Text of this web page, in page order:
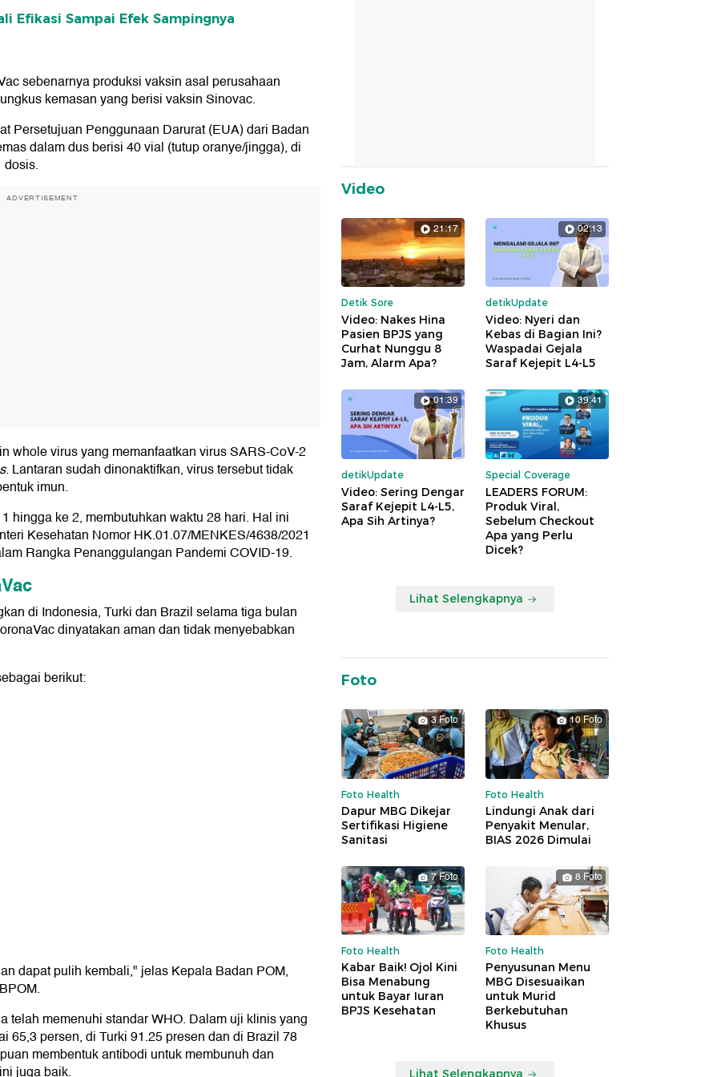
Efikasi Sampai Efek Sampingnya
sebenarnya produksi vaksin asal perusahaan
kemasan yang berisi vaksin Sinovac.
Persetujuan Penggunaan Darurat (EUA) dari Badan
dalam dus berisi 40 vial (tutup oranye/jingga), di
dosis.
ADVERTISEMENT
whole virus yang memanfaatkan virus SARS-CoV-2
. Lantaran sudah dinonaktifkan, virus tersebut tidak
imun.
hingga ke 2, membutuhkan waktu 28 hari. Hal ini
Kesehatan Nomor HK.01.07/MENKES/4638/2021
Rangka Penanggulangan Pandemi COVID-19.
di Indonesia, Turki dan Brazil selama tiga bulan
dinyatakan aman dan tidak menyebabkan
berikut:
dapat pulih kembali," jelas Kepala Badan POM,
telah memenuhi standar WHO. Dalam uji klinis yang
65,3 persen, di Turki 91.25 presen dan di Brazil 78
membentuk antibodi untuk membunuh dan
juga baik.
Video
21:17
Detik Sore
Video: Nakes Hina
Pasien BPJS yang
Curhat Nunggu 8
Jam, Alarm Apa?
02:13
detikUpdate
Video: Nyeri dan
Kebas di Bagian Ini?
Waspadai Gejala
Saraf Kejepit L4-L5
01:39
detikUpdate
Video: Sering Dengar
Saraf Kejepit L4-L5,
Apa Sih Artinya?
39:41
Special Coverage
LEADERS FORUM:
Produk Viral,
Sebelum Checkout
Apa yang Perlu
Dicek?
Lihat Selengkapnya
Foto
3 Foto
Foto Health
Dapur MBG Dikejar
Sertifikasi Higiene
Sanitasi
10 Foto
Foto Health
Lindungi Anak dari
Penyakit Menular,
BIAS 2026 Dimulai
7 Foto
Foto Health
Kabar Baik! Ojol Kini
Bisa Menabung
untuk Bayar Iuran
BPJS Kesehatan
8 Foto
Foto Health
Penyusunan Menu
MBG Disesuaikan
untuk Murid
Berkebutuhan
Khusus
Lihat Selengkapnya